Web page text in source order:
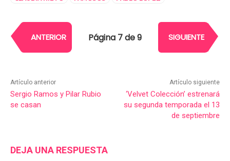
ANTERIOR Página 7 de 9 SIGUIENTE
Artículo anterior
Sergio Ramos y Pilar Rubio
se casan
Artículo siguiente
‘Velvet Colección’ estrenará
su segunda temporada el 13
de septiembre
DEJA UNA RESPUESTA